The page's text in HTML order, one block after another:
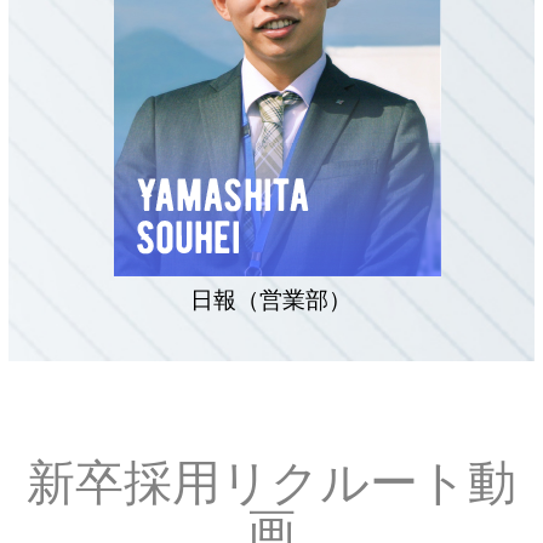
日報（営業部）
新卒採用リクルート動
画